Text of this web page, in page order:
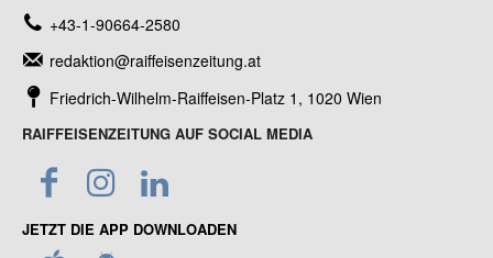
+43-1-90664-2580
redaktion@raiffeisenzeitung.at
Friedrich-Wilhelm-Raiffeisen-Platz 1, 1020 Wien
RAIFFEISENZEITUNG AUF SOCIAL MEDIA
JETZT DIE APP DOWNLOADEN